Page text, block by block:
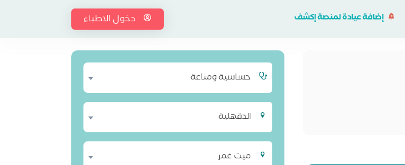
إضافة عيادة لمنصة إكشف دخول الاطباء
حساسية ومناعة
الدقهلية
ميت غمر